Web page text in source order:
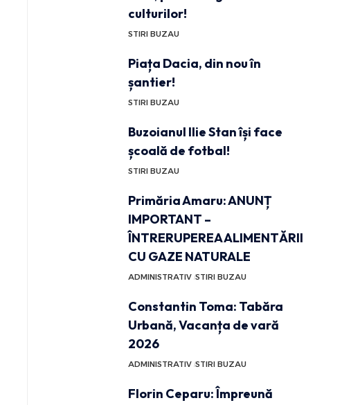
culturilor!
STIRI BUZAU
Piața Dacia, din nou în
șantier!
STIRI BUZAU
Buzoianul Ilie Stan își face
școală de fotbal!
STIRI BUZAU
Primăria Amaru: ANUNȚ
IMPORTANT –
ÎNTRERUPEREA ALIMENTĂRII
CU GAZE NATURALE
ADMINISTRATIV STIRI BUZAU
Constantin Toma: Tabăra
Urbană, Vacanța de vară
2026
ADMINISTRATIV STIRI BUZAU
Florin Ceparu: Împreună